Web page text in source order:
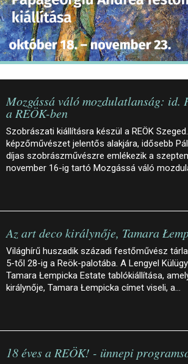
Mozgássá váló mozdulatlanság:
a REÖK-ben
Szobrászati kiállításra készül a REÖK
képzőművészet jelentős alakjára, idősebb
díjas szobrászművészre emlékezik a
november 16-ig tartó Mozgássá váló
Az art deco királynője, Tamara
Világhírű huszadik századi festőművész
5-től 28-ig a Reök-palotába. A Lengyel
Tamara Łempicka Estate tablókiállítása,
királynője, Tamara Łempicka címet viseli, a…
18 éves a REÖK! - ünnepi